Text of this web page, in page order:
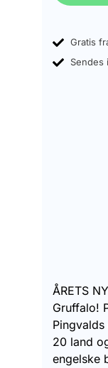
Gratis
Sendes
ÅRETS
Gruffalo!
20 land
engelske